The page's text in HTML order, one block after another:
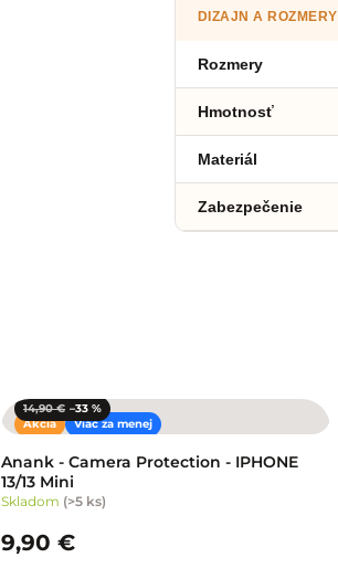
DIZAJN A ROZMERY
Rozmery
Hmotnosť
Materiál
Zabezpečenie
Akcia Viac za menej
14,90 € –33 %
Anank - Camera Protection - IPHONE
13/13 Mini
Skladom (>5 ks)
9,90 €